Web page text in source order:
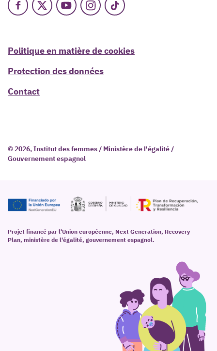
Facebook
X YoutubeInstagram
TikTok
Politique en matière de cookies
Protection des données
Contact
© 2026, Institut des femmes / Ministère de l'égalité /
Gouvernement espagnol
Projet financé par l'Union européenne, Next Generation, Recovery
Plan, ministère de l'égalité, gouvernement espagnol.